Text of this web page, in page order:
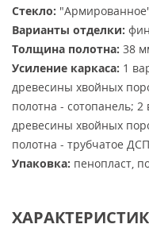
Стекло:
Варианты отделки:
Толщина полотна: 38
Усиление каркаса: 1
древесины хвойных
полотна - сотопанель;
древесины хвойных
полотна - трубчатое
Упаковка: пенопласт,